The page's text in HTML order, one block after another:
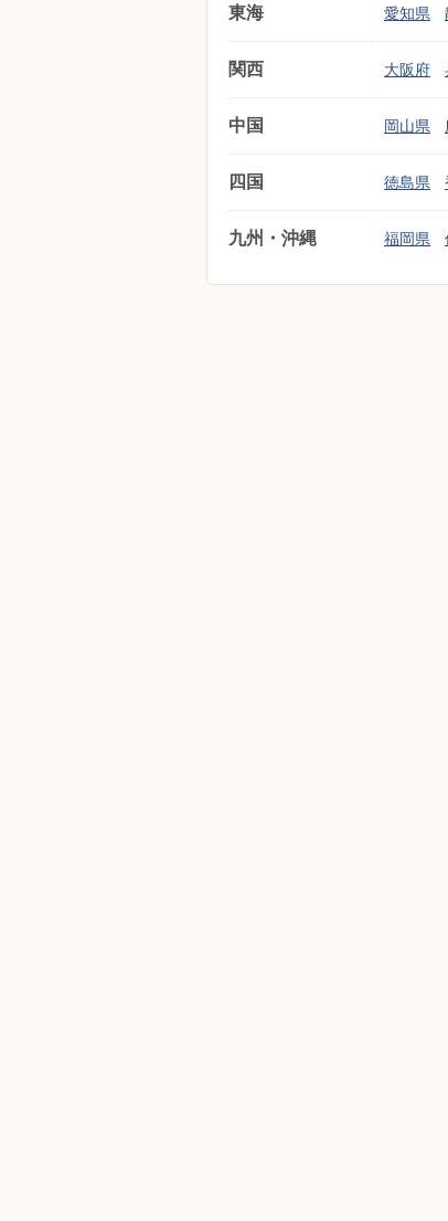
東海 愛知県
関西 大阪府
中国 岡山県
四国 徳島県
九州・沖縄 福岡県